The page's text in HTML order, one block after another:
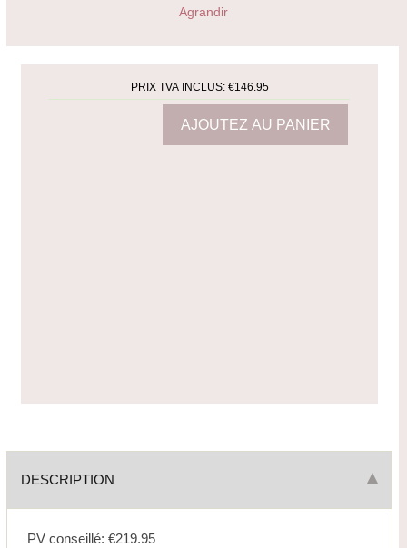
Agrandir
PRIX TVA INCLUS: €146.95
DESCRIPTION
PV conseillé: €219.95